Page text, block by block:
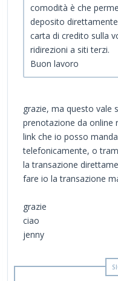
comodità è che
deposito
carta di credito sulla
ridirezioni a siti terzi.
Buon lavoro
grazie, ma questo vale
prenotazione da online
link che io posso
telefonicamente, o
la transazione
fare io la transazione
grazie
ciao
jenny